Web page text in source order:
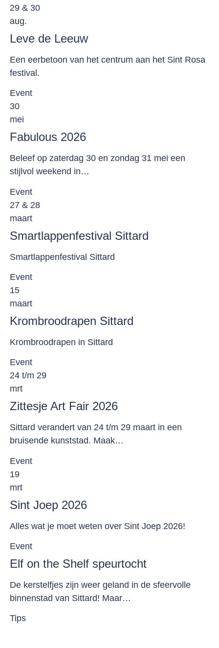
29 & 30
aug.
Leve de Leeuw
Een eerbetoon van het centrum aan het Sint Rosa
festival.
Event
30
mei
Fabulous 2026
Beleef op zaterdag 30 en zondag 31 mei een
stijlvol weekend in…
Event
27 & 28
maart
Smartlappenfestival Sittard
Smartlappenfestival Sittard
Event
15
maart
Krombroodrapen Sittard
Krombroodrapen in Sittard
Event
24 t/m 29
mrt
Zittesje Art Fair 2026
Sittard verandert van 24 t/m 29 maart in een
bruisende kunststad. Maak…
Event
19
mrt
Sint Joep 2026
Alles wat je moet weten over Sint Joep 2026!
Event
Elf on the Shelf speurtocht
De kerstelfjes zijn weer geland in de sfeervolle
binnenstad van Sittard! Maar…
Tips